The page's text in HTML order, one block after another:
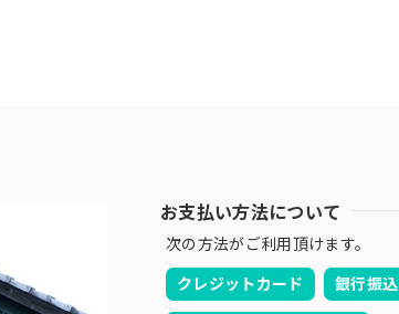
お支払い方法について
次の方法がご利用頂けます。
クレジットカード 銀行振込